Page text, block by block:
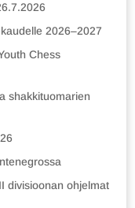
2026–2027
Chess
shakkituomarien
divisioonan ohjelmat